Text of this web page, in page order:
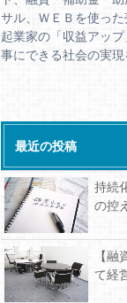
サル、ＷＥＢを使った
起業家の「収益アッ
事にできる社会の実現
最近の投稿
持続
の控
【
て経